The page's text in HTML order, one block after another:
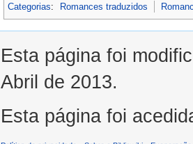
Categorias: Romances traduzidos
Esta página foi
Abril de 2013.
Esta página foi